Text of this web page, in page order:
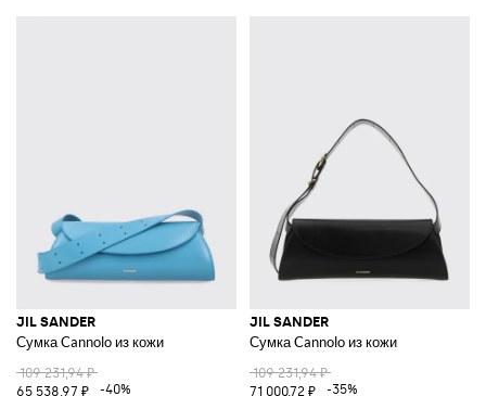
JIL SANDER
Сумка Cannolo из кожи
109 231,94 ₽
65 538,97 ₽
-40%
JIL SANDER
Сумка Cannolo из кожи
109 231,94 ₽
71 000,72 ₽
-35%